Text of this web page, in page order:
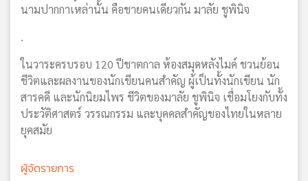
นามปากกาเหล่านั้น คือชายคนเดียวกัน มาลัย ชูพินิจ
.
ในวาระครบรอบ 120 ปีชาตกาล ห้องสมุดหลังไมค์ ชวนย้อน
ชีวิตและผลงานของนักเขียนคนสำคัญ ผู้เป็นทั้งนักเขียน นัก
สารคดี และนักนิยมไพร ชีวิตของมาลัย ชูพินิจ เชื่อมโยงกับทั้ง
ประวัติศาสตร์ วรรณกรรม และบุคคลสำคัญของไทยในหลาย
ยุคสมัย
ผู้จัดรายการ